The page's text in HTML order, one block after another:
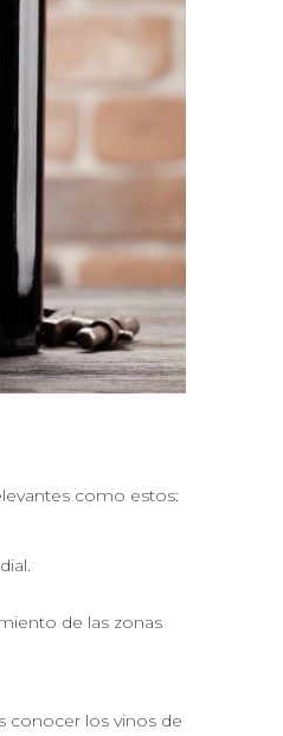
como estos:
de las zonas
conocer los vinos de